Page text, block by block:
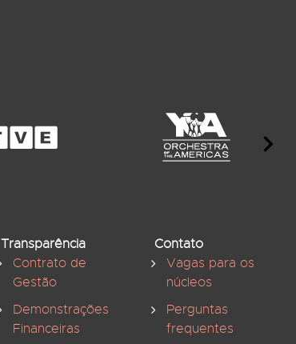
Transparência
Contrato de
Gestão
Demonstrações
Financeiras
Contato
Vagas para os
núcleos
Perguntas
frequentes